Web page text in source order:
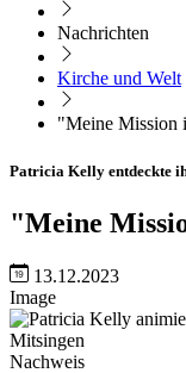
Nachrichten
Kirche und Welt
"Meine Mission
Patricia Kelly entdeckte
"Meine
13.12.2023
Image
Nachweis